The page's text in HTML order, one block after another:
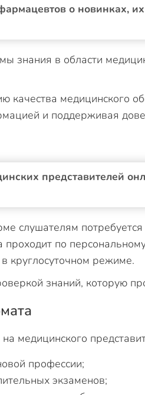
о новинках,
знания в области
качества медицинского
и поддерживая
представителей
слушателям
проходит по
круглосуточном режиме.
знаний, которую
медицинского
профессии;
экзаменов;